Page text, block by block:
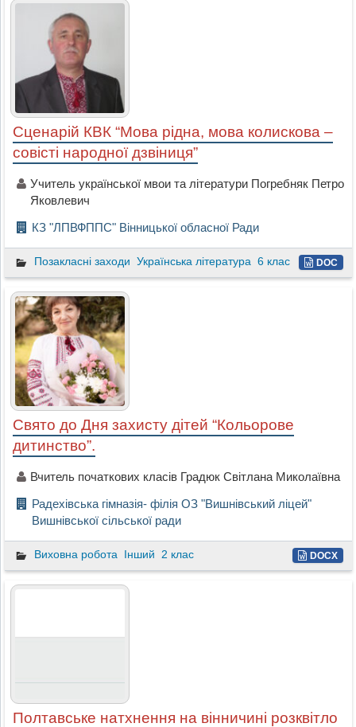
Сценарій КВК “Мова рідна, мова колискова –
совісті народної дзвіниця”
Учитель української мвои та літератури Погребняк Петро
Яковлевич
КЗ "ЛПВФППС" Вінницької обласної Ради
Позакласні заходи Українська література 6 клас DOC
Свято до Дня захисту дітей “Кольорове
дитинство”.
Вчитель початкових класів Градюк Світлана Миколаївна
Радехівська гімназія- філія ОЗ "Вишнівський ліцей"
Вишнівської сільської ради
Виховна робота Інший 2 клас DOCX
Полтавське натхнення на вінничині розквітло